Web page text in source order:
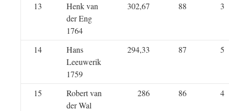
13
Henk van
der Eng
1764
302,67 88 3
14
Hans
Leeuwerik
1759
294,33 87 5
15
Robert van
der Wal
286 86 4